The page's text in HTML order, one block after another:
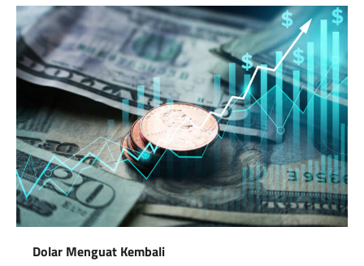
Dolar Menguat Kembali